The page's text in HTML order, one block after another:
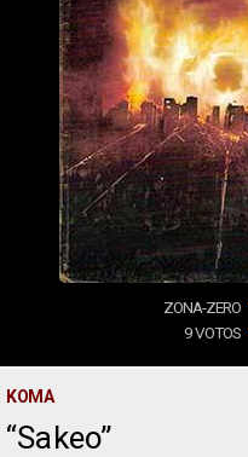
ZONA-ZERO
9VOTOS
KOMA
Sakeo